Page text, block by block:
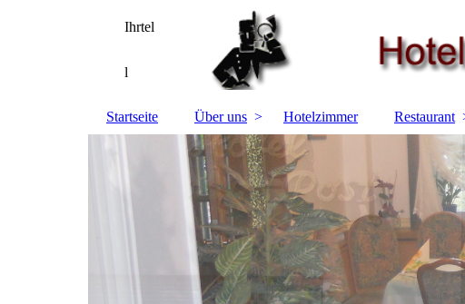
Ihrtel
l
Startseite Über uns Hotelzimmer Restaurant